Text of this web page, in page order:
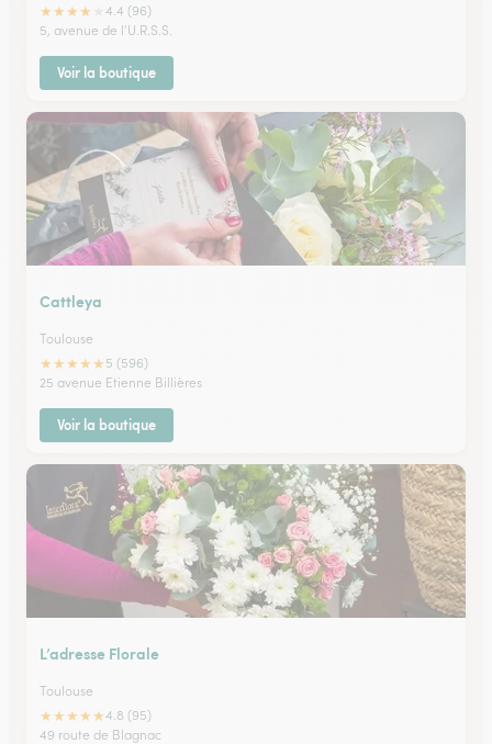
★★★★
4.4 (96)
5, avenue de l'U.R.S.S.
Voir la boutique
Cattleya
Toulouse
★★★★★ 5 (596)
25 avenue Etienne Billières
Voir la boutique
L’adresse Florale
Toulouse
★★★★★4.8 (95)
49 route de Blagnac